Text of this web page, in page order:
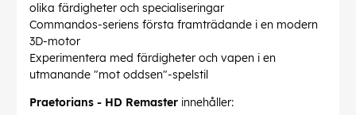
olika färdigheter och specialiseringar
Commandos-seriens första framträdande i en modern
3D-motor
Experimentera med färdigheter och vapen i en
utmanande "mot oddsen"-spelstil
Praetorians - HD Remaster innehåller: